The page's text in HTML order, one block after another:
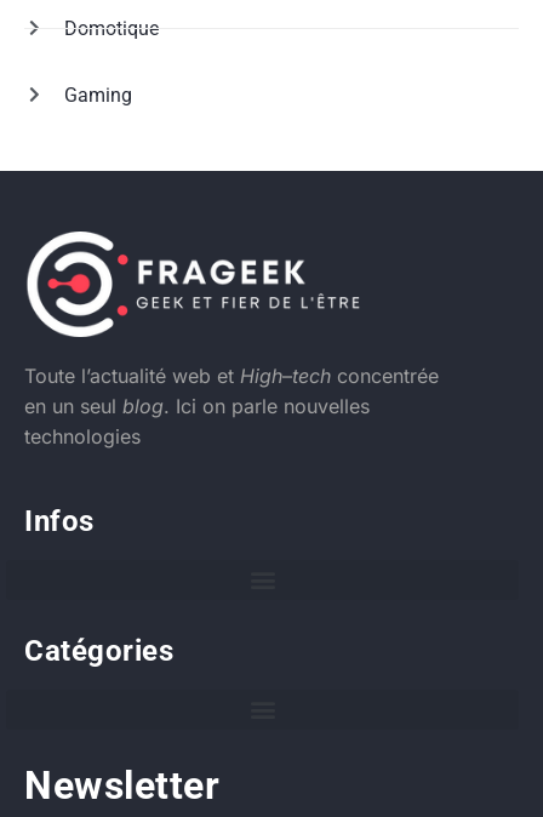
Domotique
Gaming
Toute l’actualité web et High–tech concentrée
en un seul blog. Ici on parle nouvelles
technologies
Infos
Catégories
Newsletter